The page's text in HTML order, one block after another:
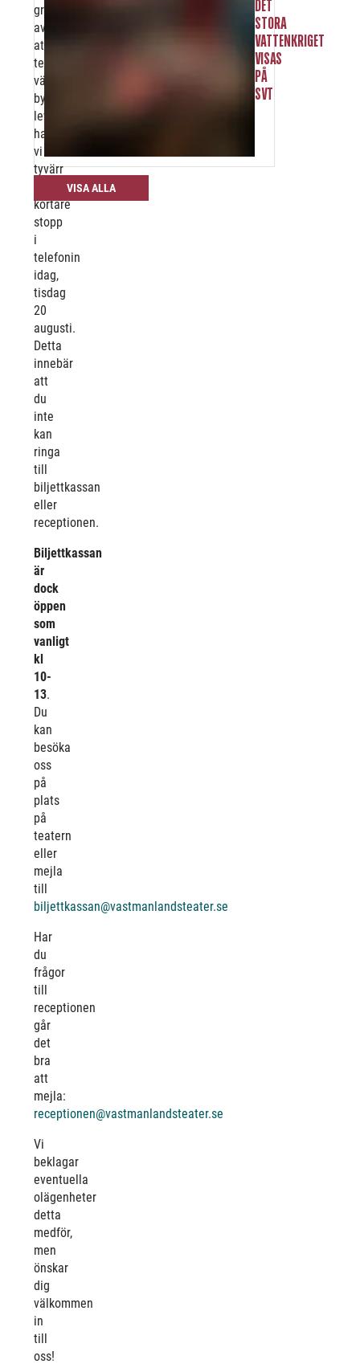
grund
av
att
teaterns
växel
byter
leverantör
har
vi
tyvärr
kortare
stopp
i
telefonin
idag,
tisdag
20
augusti.
Detta
innebär
att
du
inte
kan
ringa
till
biljettkassan
eller
receptionen.
Biljettkassan
är
dock
öppen
som
vanligt
kl
10-
13.
Du
kan
besöka
oss
på
plats
på
teatern
eller
mejla
till
biljettkassan@vastmanlandsteater.se
Har
du
frågor
till
receptionen
går
det
bra
att
mejla:
receptionen@vastmanlandsteater.se
Vi
beklagar
eventuella
olägenheter
detta
medför,
men
önskar
dig
välkommen
in
till
oss!
DET
STORA
VATTENKRIGET
VISAS
PÅ
SVT
VISA ALLA